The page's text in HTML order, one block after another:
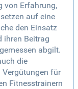
von Erfahrung,
auf eine
den Einsatz
ihren Beitrag
abgilt.
die
für
Fitnesstrainern